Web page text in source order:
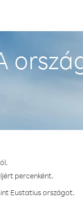
percenként.
Eustatius országot.